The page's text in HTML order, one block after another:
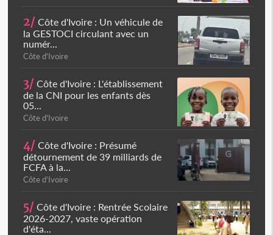
2/ Côte d'Ivoire : Un véhicule de
la GESTOCI circulant avec un
numér...
Côte d'Ivoire
3/ Côte d'Ivoire : L'établissement
de la CNI pour les enfants dès
05...
Côte d'Ivoire
4/ Côte d'Ivoire : Présumé
détournement de 39 milliards de
FCFA à la...
Côte d'Ivoire
5/ Côte d'Ivoire : Rentrée Scolaire
2026-2027, vaste opération
d'éta...